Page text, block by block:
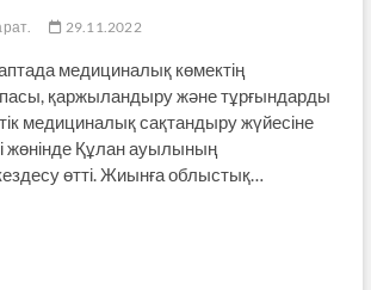
29.11.2022
медициналық көмектің
қаржыландыру және тұрғындарды
медициналық сақтандыру жүйесіне
жөнінде Құлан ауылының
өтті. Жиынға облыстық…